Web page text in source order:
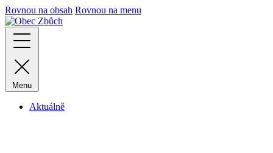
Rovnou na obsah Rovnou na menu
Menu
Aktuálně